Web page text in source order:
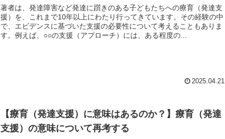
著者は、発達障害など発達に躓きのある子どもたちへの療育（発達支
援）を、これまで10年以上にわたり行ってきています。その経験の中
で、エビデンスに基づいた支援の必要性について考えることもありま
す。例えば、○○の支援（アプローチ）には、ある程度の...
2025.04.21
【療育（発達支援）に意味はあるのか？】療育（発達
支援）の意味について再考する